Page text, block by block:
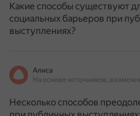
Какие способы существуют
социальных барьеров при
выступлениях?
Алиса
Несколько способов